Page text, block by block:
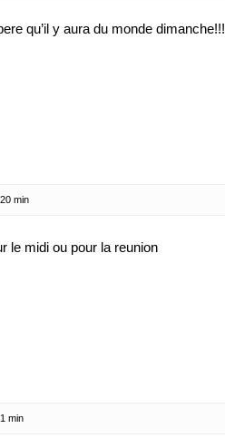
qu’il y aura du monde dimanche!!!
min
le midi ou pour la reunion
min